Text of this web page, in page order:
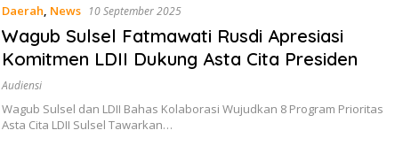
Daerah, News 10 September 2025
Wagub Sulsel Fatmawati Rusdi Apresiasi
Komitmen LDII Dukung Asta Cita Presiden
Audiensi
Wagub Sulsel dan LDII Bahas Kolaborasi Wujudkan 8 Program Prioritas
Asta Cita LDII Sulsel Tawarkan…